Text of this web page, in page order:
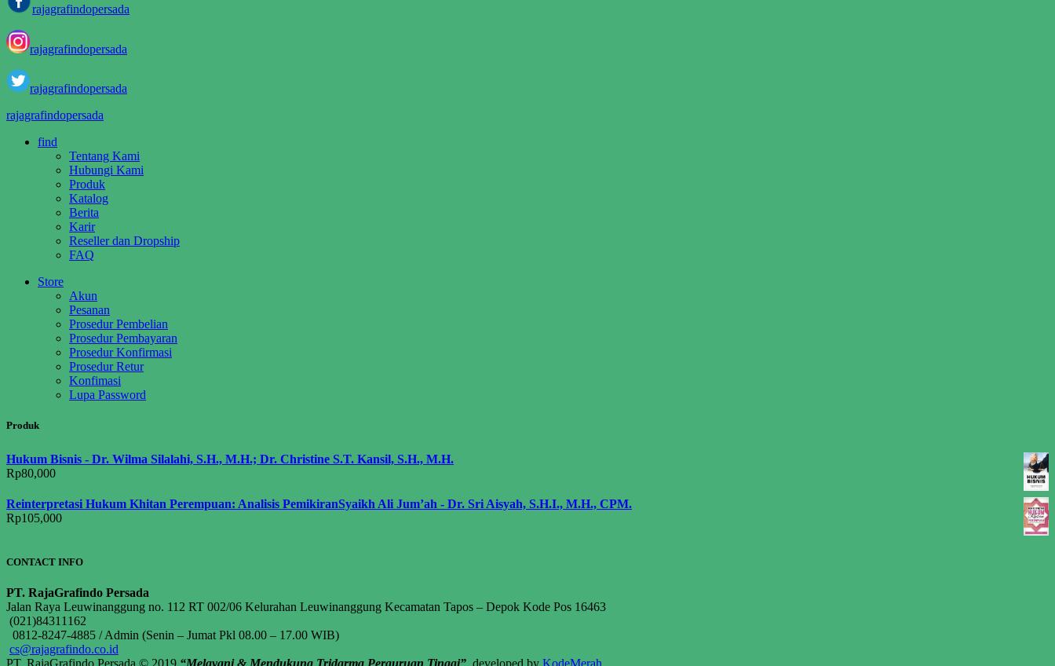
rajagrafindopersada
rajagrafindopersada
rajagrafindopersada
rajagrafindopersada
find
Tentang Kami
Hubungi Kami
Produk
Katalog
Berita
Karir
Reseller dan Dropship
FAQ
Store
Akun
Pesanan
Prosedur Pembelian
Prosedur Pembayaran
Prosedur Konfirmasi
Prosedur Retur
Konfimasi
Lupa Password
Produk
Hukum Bisnis - Dr. Wilma Silalahi, S.H., M.H.; Dr. Christine S.T. Kansil, S.H., M.H.
Rp80,000
Reinterpretasi Hukum Khitan Perempuan: Analisis PemikiranSyaikh Ali Jum’ah - Dr. Sri Aisyah, S.H.I., M.H., CPM.
Rp105,000
CONTACT INFO
PT. RajaGrafindo Persada
Jalan Raya Leuwinanggung no. 112 RT 002/06 Kelurahan Leuwinanggung Kecamatan Tapos – Depok Kode Pos 16463
(021)84311162
0812-8247-4885 / Admin (Senin – Jumat Pkl 08.00 – 17.00 WIB)
cs@rajagrafindo.co.id